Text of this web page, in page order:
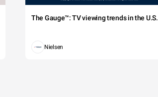
The Gauge™: TV viewing trends in the U.S.
Nielsen